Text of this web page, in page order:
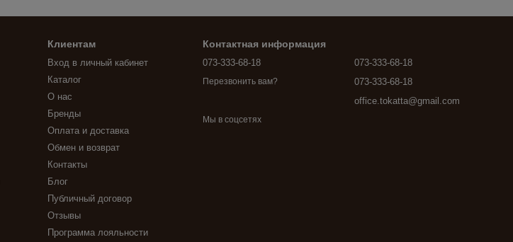
Клиентам
Вход в личный кабинет
Каталог
О нас
Бренды
Оплата и доставка
Обмен и возврат
Контакты
Блог
Публичный договор
Отзывы
Программа лояльности
Контактная информация
073-333-68-18
Перезвонить вам?
073-333-68-18
073-333-68-18
office.tokatta@gmail.com
Мы в соцсетях